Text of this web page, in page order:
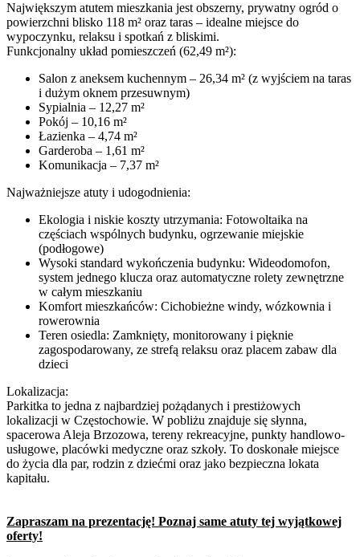
Największym atutem mieszkania jest obszerny, prywatny ogród o
powierzchni blisko 118 m² oraz taras – idealne miejsce do
wypoczynku, relaksu i spotkań z bliskimi.
Funkcjonalny układ pomieszczeń (62,49 m²):
Salon z aneksem kuchennym – 26,34 m² (z wyjściem na taras
i dużym oknem przesuwnym)
Sypialnia – 12,27 m²
Pokój – 10,16 m²
Łazienka – 4,74 m²
Garderoba – 1,61 m²
Komunikacja – 7,37 m²
Najważniejsze atuty i udogodnienia:
Ekologia i niskie koszty utrzymania: Fotowoltaika na
częściach wspólnych budynku, ogrzewanie miejskie
(podłogowe)
Wysoki standard wykończenia budynku: Wideodomofon,
system jednego klucza oraz automatyczne rolety zewnętrzne
w całym mieszkaniu
Komfort mieszkańców: Cichobieżne windy, wózkownia i
rowerownia
Teren osiedla: Zamknięty, monitorowany i pięknie
zagospodarowany, ze strefą relaksu oraz placem zabaw dla
dzieci
Lokalizacja:
Parkitka to jedna z najbardziej pożądanych i prestiżowych
lokalizacji w Częstochowie. W pobliżu znajduje się słynna,
spacerowa Aleja Brzozowa, tereny rekreacyjne, punkty handlowo-
usługowe, placówki medyczne oraz szkoły. To doskonałe miejsce
do życia dla par, rodzin z dziećmi oraz jako bezpieczna lokata
kapitału.
Zapraszam na prezentację! Poznaj same atuty tej wyjątkowej
oferty!